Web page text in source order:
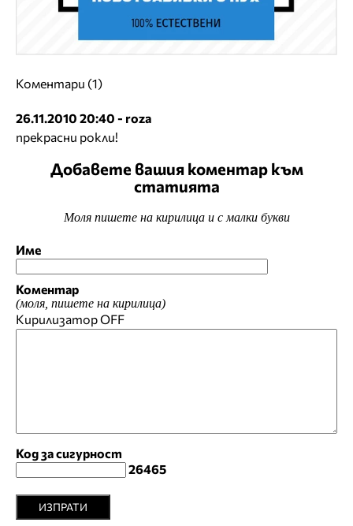
Коментари (1)
26.11.2010 20:40 - roza
прекрасни рокли!
Добавете вашия коментар към
статията
Моля пишете на кирилица и с малки букви
Име
Коментар
(моля, пишете на кирилица)
КирилизаторOFF
Код за сигурност
26465
ИЗПРАТИ